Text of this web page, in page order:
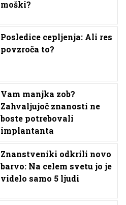
moški?
Posledice cepljenja: Ali res
povzroča to?
Vam manjka zob?
Zahvaljujoč znanosti ne
boste potrebovali
implantanta
Znanstveniki odkrili novo
barvo: Na celem svetu jo je
videlo samo 5 ljudi